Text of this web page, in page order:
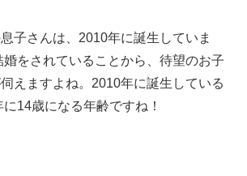
子さんは、2010年に誕生していま
をされていることから、待望のお子
えますよね。2010年に誕生している
14歳になる年齢ですね！